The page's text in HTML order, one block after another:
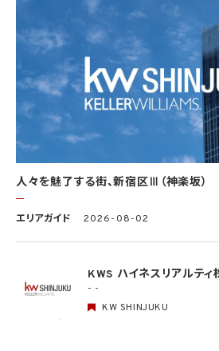
る具体的な安全管理措置の内容は、以下のとおりです。
基本方針の策定
個人データの適正な取扱いの確保のため、「関係法令・
び苦情処理の窓口」等についての基本方針として、本プ
個人データの取扱いに係る規律の整備
取得、利用、保存、提供、削除・廃棄等の段階ごとに、
任務等について個人データの取扱規程を策定
組織的安全管理措置
1）個人データの取扱いに関する責任者を設置するとと
者及び当該従業者が取り扱う個人データの範囲を明確
部の者による監査を実施
1）個人データの取扱いに関する留意事項について、従
2）個人データについての秘密保持に関する事項を就
物理的安全管理措置
人々を魅了する街、新宿区Ⅲ（神楽坂）
エリアガイド 2026-08-02
KWS ハイネスリアルティ
- -
KW SHINJUKU